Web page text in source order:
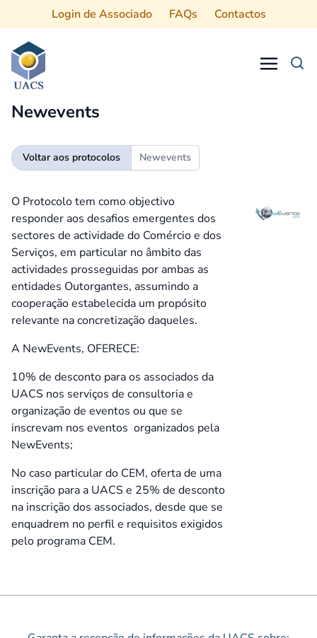
Login de Associado FAQs Contactos
Newevents
Voltar aos protocolos Newevents
O Protocolo tem como objectivo
responder aos desafios emergentes dos
sectores de actividade do Comércio e dos
Serviços, em particular no âmbito das
actividades prosseguidas por ambas as
entidades Outorgantes, assumindo a
cooperação estabelecida um propósito
reIevante na concretização daqueles.
A NewEvents, OFERECE:
10% de desconto para os associados da
UACS nos serviços de consultoria e
organização de eventos ou que se
inscrevam nos eventos organizados pela
NewEvents;
No caso particular do CEM, oferta de uma
inscrição para a UACS e 25% de desconto
na inscrição dos associados, desde que se
enquadrem no perfil e requisitos exigidos
pelo programa CEM.